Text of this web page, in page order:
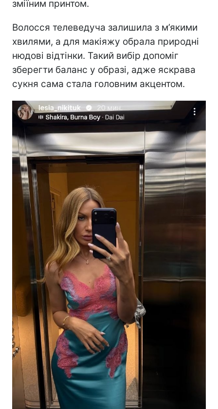
зміїним принтом.
Волосся телеведуча залишила з м’якими
хвилями, а для макіяжу обрала природні
нюдові відтінки. Такий вибір допоміг
зберегти баланс у образі, адже яскрава
сукня сама стала головним акцентом.